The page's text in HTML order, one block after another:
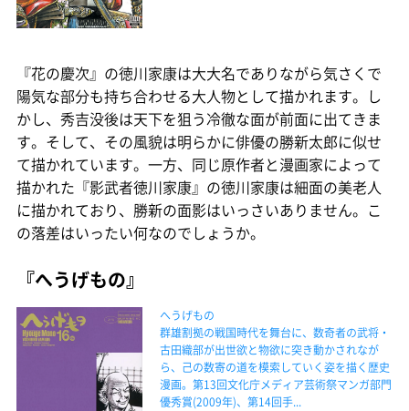
『花の慶次』の徳川家康は大大名でありながら気さくで
陽気な部分も持ち合わせる大人物として描かれます。し
かし、秀吉没後は天下を狙う冷徹な面が前面に出てきま
す。そして、その風貌は明らかに俳優の勝新太郎に似せ
て描かれています。一方、同じ原作者と漫画家によって
描かれた『影武者徳川家康』の徳川家康は細面の美老人
に描かれており、勝新の面影はいっさいありません。こ
の落差はいったい何なのでしょうか。
『へうげもの』
へうげもの
群雄割拠の戦国時代を舞台に、数奇者の武将・
古田織部が出世欲と物欲に突き動かされなが
ら、己の数寄の道を模索していく姿を描く歴史
漫画。第13回文化庁メディア芸術祭マンガ部門
優秀賞(2009年)、第14回手...